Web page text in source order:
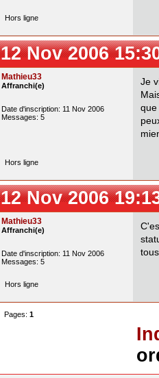
Hors ligne
12 Nov 2006
Mathieu33
Affranchi(e)
Date d'inscription: 11 Nov 2006
Messages: 5
Je
Hors ligne
12 Nov 2006
Mathieu33
Affranchi(e)
Date d'inscription: 11 Nov 2006
Messages: 5
tous
Hors ligne
Pages: 1